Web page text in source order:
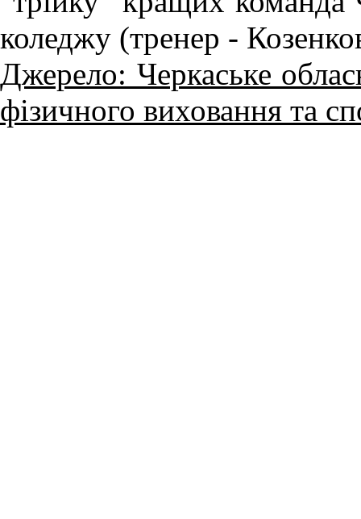
коледжу (тренер -
Джерело: Черкаське
фізичного виховання та